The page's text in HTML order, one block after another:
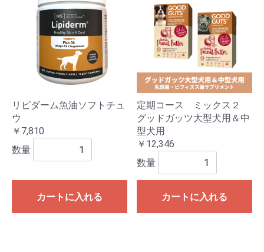
リピダーム魚油ソフトチュ
ウ
￥7,810
数量
カートに入れる
定期コース ミックス２
グッドガッツ大型犬用＆中
型犬用
￥12,346
数量
カートに入れる